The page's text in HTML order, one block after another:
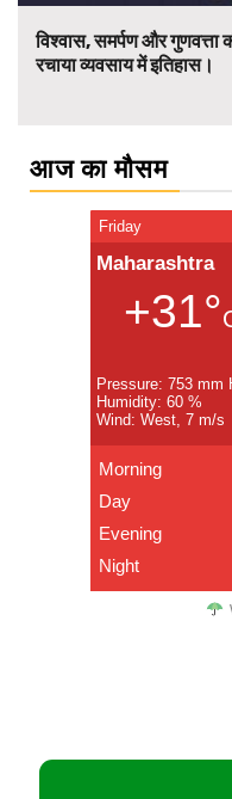
विश्वास, समर्पण और गुणवत्ता
रचाया व्यवसाय में इतिहास।
आज का मौसम
Friday
Maharashtra
+31°
Pressure: 753 mm
Humidity: 60 %
Wind: West, 7 m/s
Morning
Day
Evening
Night